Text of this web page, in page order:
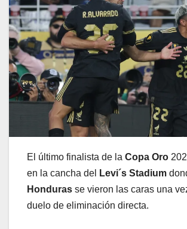
El último finalista de la Copa Oro
en la cancha del
Levi´s Stadium
Honduras se vieron las caras una
duelo de eliminación directa.